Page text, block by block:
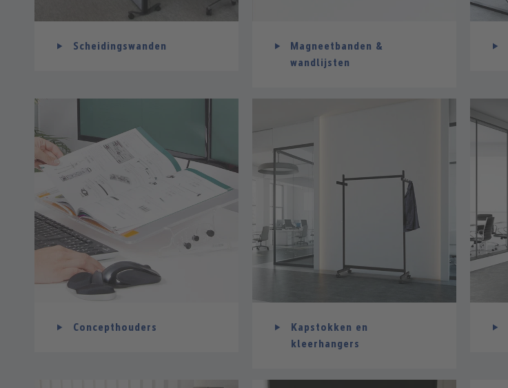
Scheidingswanden
Magneetbanden &
wandlijsten
Concepthouders
Kapstokken en
kleerhangers